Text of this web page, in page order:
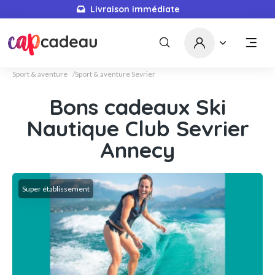
Livraison immédiate
Sport & aventure Sport & aventure Sevrier
Bons cadeaux Ski
Nautique Club Sevrier
Annecy
Super établissement